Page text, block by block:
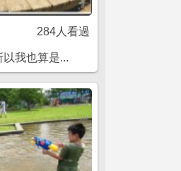
284人看過
我也算是...